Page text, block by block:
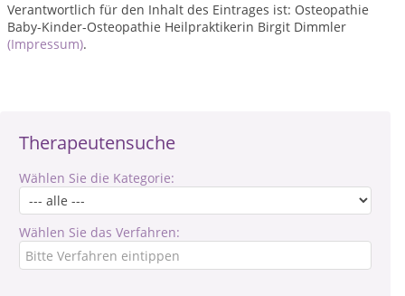
Therapeutensuche
Wählen Sie die Kategorie:
Wählen Sie das Verfahren:
Verantwortlich für den Inhalt des Eintrages ist: Osteopathie
Baby-Kinder-Osteopathie Heilpraktikerin Birgit Dimmler
(Impressum).